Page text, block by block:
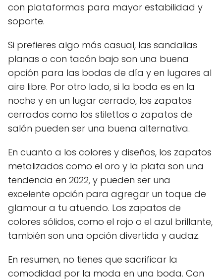
con plataformas para mayor estabilidad y
soporte.
Si prefieres algo más casual, las sandalias
planas o con tacón bajo son una buena
opción para las bodas de día y en lugares al
aire libre. Por otro lado, si la boda es en la
noche y en un lugar cerrado, los zapatos
cerrados como los stilettos o zapatos de
salón pueden ser una buena alternativa.
En cuanto a los colores y diseños, los zapatos
metalizados como el oro y la plata son una
tendencia en 2022, y pueden ser una
excelente opción para agregar un toque de
glamour a tu atuendo. Los zapatos de
colores sólidos, como el rojo o el azul brillante,
también son una opción divertida y audaz.
En resumen, no tienes que sacrificar la
comodidad por la moda en una boda. Con